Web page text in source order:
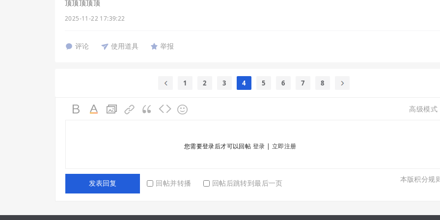
顶顶顶顶顶
2025-11-22 17:39:22
评论 使用道具 举报
1 2 3 4 5 6 7 8
高级模式
您需要登录后才可以回帖 登录 | 立即注册
本版积分规
发表回复 回帖并转播 回帖后跳转到最后一页